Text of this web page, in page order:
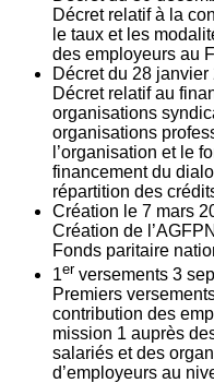
Décret relatif à la
le taux et les
des employeurs au
Décret du 28 janvier
Décret relatif au
organisations
organisations
l’organisation et le
financement du
répartition des
Création le 7 mars
Création de
Fonds paritaire
1er versements 3
Premiers
contribution des
mission 1 auprès
salariés et des
d’employeurs au